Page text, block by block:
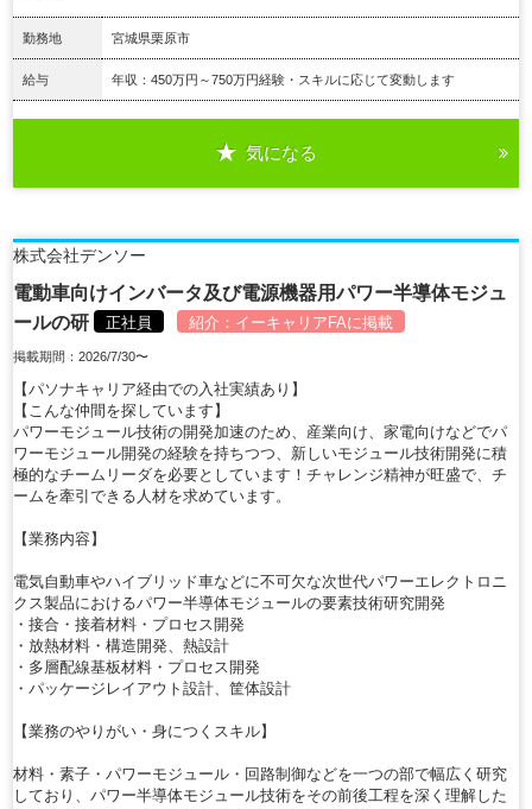
勤務地 宮城県栗原市
給与 年収：450万円～750万円経験・スキルに応じて変動します
気になる
株式会社デンソー
電動車向けインバータ及び電源機器用パワー半導体モジュ
ールの研
正社員 紹介： イーキャリアFAに掲載
掲載期間：2026/7/30〜
【パソナキャリア経由での入社実績あり】
【こんな仲間を探しています】
パワーモジュール技術の開発加速のため、産業向け、家電向けなどでパ
ワーモジュール開発の経験を持ちつつ、新しいモジュール技術開発に積
極的なチームリーダを必要としています！チャレンジ精神が旺盛で、チ
ームを牽引できる人材を求めています。
【業務内容】
電気自動車やハイブリッド車などに不可欠な次世代パワーエレクトロニ
クス製品におけるパワー半導体モジュールの要素技術研究開発
・接合・接着材料・プロセス開発
・放熱材料・構造開発、熱設計
・多層配線基板材料・プロセス開発
・パッケージレイアウト設計、筐体設計
【業務のやりがい・身につくスキル】
材料・素子・パワーモジュール・回路制御などを一つの部で幅広く研究
しており、パワー半導体モジュール技術をその前後工程を深く理解した